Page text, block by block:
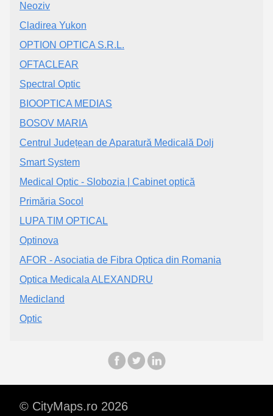
Neoziv
Cladirea Yukon
OPTION OPTICA S.R.L.
OFTACLEAR
Spectral Optic
BIOOPTICA MEDIAS
BOSOV MARIA
Centrul Județean de Aparatură Medicală Dolj
Smart System
Medical Optic - Slobozia | Cabinet optică
Primăria Socol
LUPA TIM OPTICAL
Optinova
AFOR - Asociatia de Fibra Optica din Romania
Optica Medicala ALEXANDRU
Medicland
Optic
© CityMaps.ro 2026